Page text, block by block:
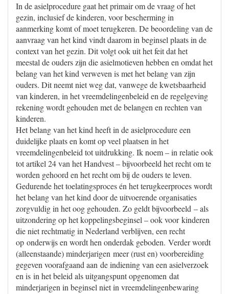
In de asielprocedure gaat het primair om de vraag of het
gezin, inclusief de kinderen, voor bescherming in
aanmerking komt of moet terugkeren. De beoordeling van de
aanvraag van het kind vindt daarom in beginsel plaats in de
context van het gezin. Dit volgt ook uit het feit dat het
meestal de ouders zijn die asielmotieven hebben en omdat het
belang van het kind verweven is met het belang van zijn
ouders. Dit neemt niet weg dat, vanwege de kwetsbaarheid
van kinderen, in het vreemdelingenbeleid en de regelgeving
rekening wordt gehouden met de belangen en rechten van
kinderen.
Het belang van het kind heeft in de asielprocedure een
duidelijke plaats en komt op veel plaatsen in het
vreemdelingenbeleid tot uitdrukking. Ik noem – in relatie ook
tot artikel 24 van het Handvest – bijvoorbeeld het recht om te
worden gehoord en het recht om bij de ouders te leven.
Gedurende het toelatingsproces én het terugkeerproces wordt
het belang van het kind door de uitvoerende organisaties
zorgvuldig in het oog gehouden. Zo geldt bijvoorbeeld – als
uitzondering op het koppelingsbeginsel – ook voor kinderen
die niet rechtmatig in Nederland verblijven, een recht
op onderwijs en wordt hen onderdak geboden. Verder wordt
(alleenstaande) minderjarigen meer (rust en) voorbereiding
gegeven voorafgaand aan de indiening van een asielverzoek
en is in het beleid als uitgangspunt opgenomen dat
minderjarigen in beginsel niet in vreemdelingenbewaring